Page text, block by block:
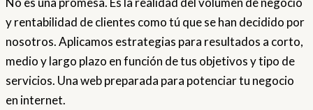
y rentabilidad de clientes como tú que se han decidido por
nosotros. Aplicamos estrategias para resultados a corto,
medio y largo plazo en función de tus objetivos y tipo de
servicios. Una web preparada para potenciar tu negocio
en internet.